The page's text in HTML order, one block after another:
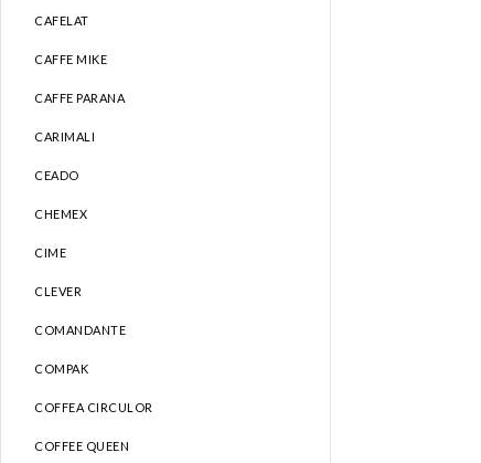
CAFELAT
CAFFE MIKE
CAFFE PARANA
CARIMALI
CEADO
CHEMEX
CIME
CLEVER
COMANDANTE
COMPAK
COFFEA CIRCULOR
COFFEE QUEEN